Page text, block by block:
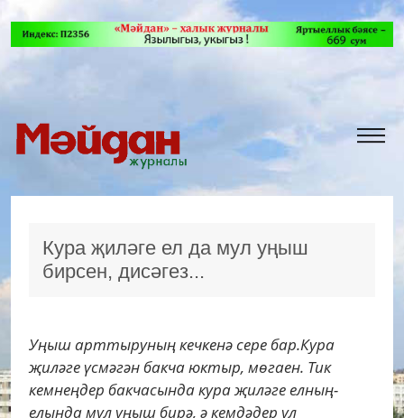
Кура җиләге ел да мул уңыш
бирсен, дисәгез...
Уңыш арттыруның кечкенә сере бар.Кура
җиләге үсмәгән бакча юктыр, мөгаен. Тик
кемнеңдер бакчасында кура җиләге елның-
елында мул уңыш бирә, ә кемдәдер ул